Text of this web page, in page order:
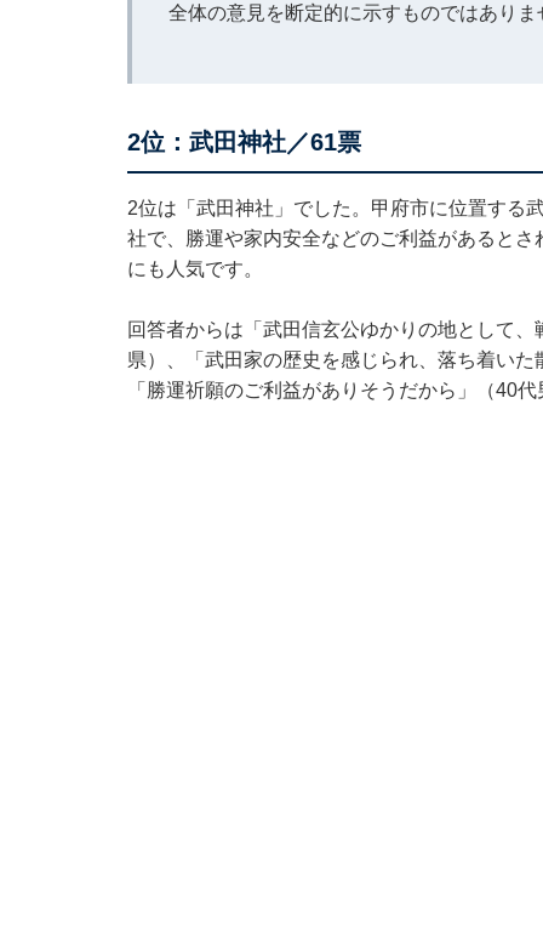
全体の意見を断定的に示すものではありま
2位：武田神社／61票
2位は「武田神社」でした。甲府市に位置する
社で、勝運や家内安全などのご利益があると
にも人気です。
回答者からは「武田信玄公ゆかりの地として
県）、「武田家の歴史を感じられ、落ち着い
「勝運祈願のご利益がありそうだから」（40